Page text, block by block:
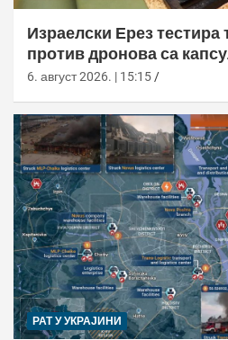
Израелски Ерез тестира
против дронова са
6. август 2026. | 15:15
РАТ У УКРАЈИНИ